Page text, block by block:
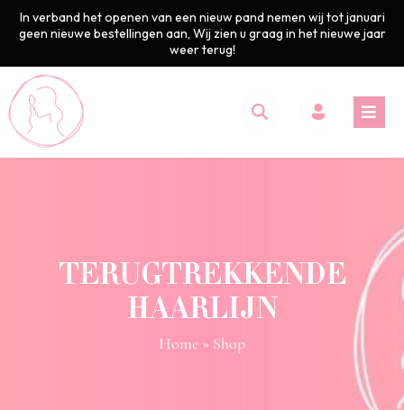
In verband het openen van een nieuw pand nemen wij tot januari
geen nieuwe bestellingen aan, Wij zien u graag in het nieuwe jaar
weer terug!
TERUGTREKKENDE
HAARLIJN
Home » Shop